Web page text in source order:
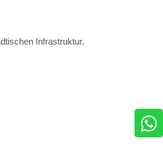
Infrastruktur.